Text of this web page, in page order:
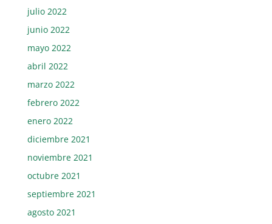
julio 2022
junio 2022
mayo 2022
abril 2022
marzo 2022
febrero 2022
enero 2022
diciembre 2021
noviembre 2021
octubre 2021
septiembre 2021
agosto 2021